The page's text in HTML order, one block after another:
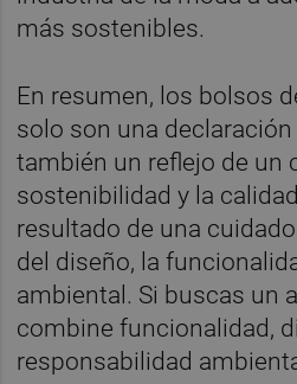
más sostenibles.
En resumen, los bolsos
solo son una
también un reflejo de un
sostenibilidad y la
resultado de una
del diseño, la
ambiental. Si buscas un
combine funcionalidad,
responsabilidad